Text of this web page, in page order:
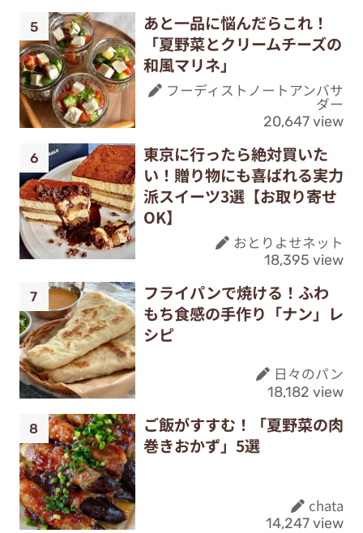
あと一品に悩んだらこれ！
「夏野菜とクリームチーズの
和風マリネ」
フーディストノートアンバサ
ダー
20,647 view
東京に行ったら絶対買いた
い！贈り物にも喜ばれる実力
派スイーツ3選【お取り寄せ
OK】
おとりよせネット
18,395 view
フライパンで焼ける！ふわ
もち食感の手作り「ナン」レ
シピ
日々のパン
18,182 view
ご飯がすすむ！「夏野菜の肉
巻きおかず」5選
chata
14,247 view